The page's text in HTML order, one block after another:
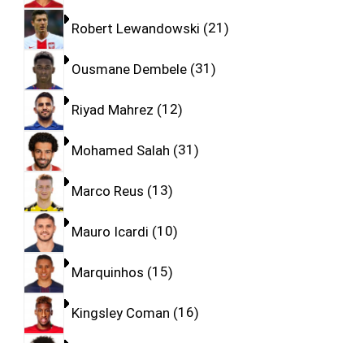
Robert Lewandowski 21
Ousmane Dembele 31
Riyad Mahrez 12
Mohamed Salah 31
Marco Reus 13
Mauro Icardi 10
Marquinhos 15
Kingsley Coman 16